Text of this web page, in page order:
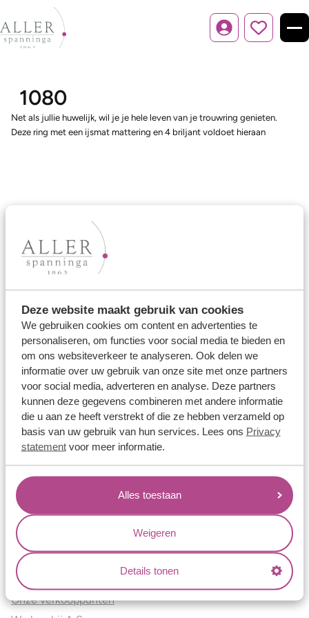
Deze website maakt gebruik van cookies
We gebruiken cookies om content en advertenties te
personaliseren, om functies voor social media te bieden en
om ons websiteverkeer te analyseren. Ook delen we
informatie over uw gebruik van onze site met onze partners
voor social media, adverteren en analyse. Deze partners
kunnen deze gegevens combineren met andere informatie
die u aan ze heeft verstrekt of die ze hebben verzameld op
basis van uw gebruik van hun services. Lees ons Privacy
statementvoor meer informatie.
Alles toestaan
Weigeren
Details tonen
Inloggen
1080
Net als jullie huwelijk, wil je je hele leven van je trouwring genieten.
Deze ring met een ijsmat mattering en 4 briljant voldoet hieraan
Ons aanbod
Trouwringen
Memoireringen
Verlovingsringen
Vriendschapsringen
Over ons
Aller Spanninga
Historie
Certificaten
Blogs
Jouw voordelen
Conflictvrije Materialen
Oneindig veel mogelijkheden
Kwaliteit
Juweliers & Contact
Onze verkooppunten